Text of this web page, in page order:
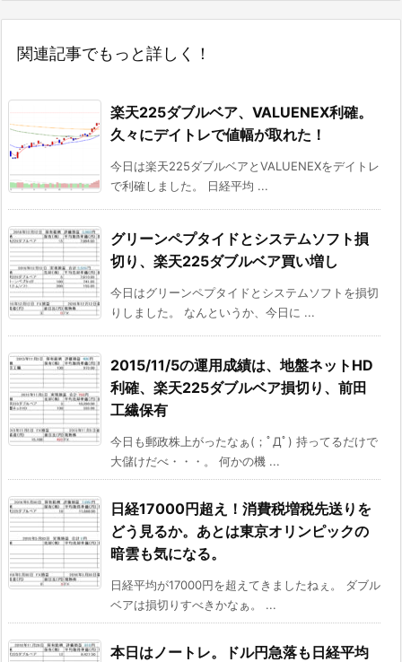
関連記事でもっと詳しく！
楽天225ダブルベア、VALUENEX利確。
久々にデイトレで値幅が取れた！
今日は楽天225ダブルベアとVALUENEXをデイトレ
で利確しました。 日経平均 ...
グリーンペプタイドとシステムソフト損
切り、楽天225ダブルベア買い増し
今日はグリーンペプタイドとシステムソフトを損切
りしました。 なんというか、今日に ...
2015/11/5の運用成績は、地盤ネットHD
利確、楽天225ダブルベア損切り、前田
工繊保有
今日も郵政株上がったなぁ(；ﾟДﾟ) 持ってるだけで
大儲けだべ・・・。 何かの機 ...
日経17000円超え！消費税増税先送りを
どう見るか。あとは東京オリンピックの
暗雲も気になる。
日経平均が17000円を超えてきましたねぇ。 ダブル
ベアは損切りすべきかなぁ。 ...
本日はノートレ。ドル円急落も日経平均